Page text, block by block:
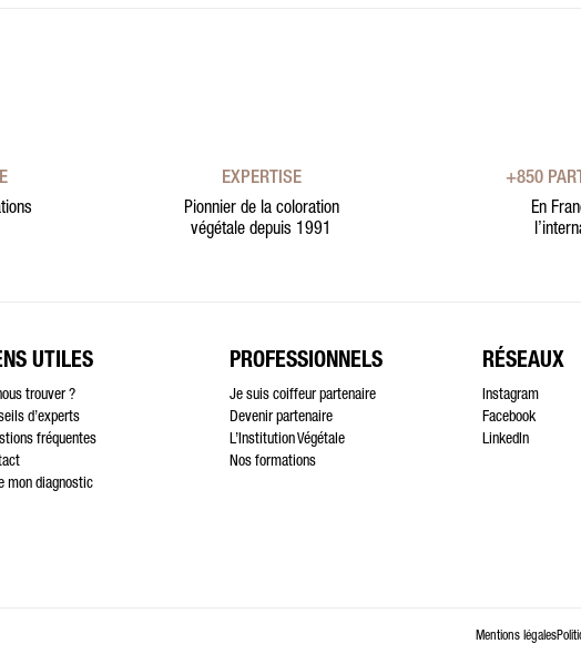
EXPERTISE
Pionnier de la coloration
végétale depuis 1991
+850
En
UTILES
trouver ?
d’experts
fréquentes
mon diagnostic
PROFESSIONNELS
Je suis coiffeur partenaire
Devenir partenaire
L’Institution Végétale
Nos formations
RÉSEAUX
Instagram
Facebook
LinkedIn
Mentions légales